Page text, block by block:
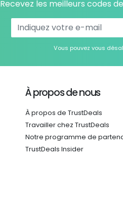
Recevez les meilleurs codes
Vous pouvez vous
À propos de nous
À propos de TrustDeals
Travailler chez TrustDeals
Notre programme de
TrustDeals Insider